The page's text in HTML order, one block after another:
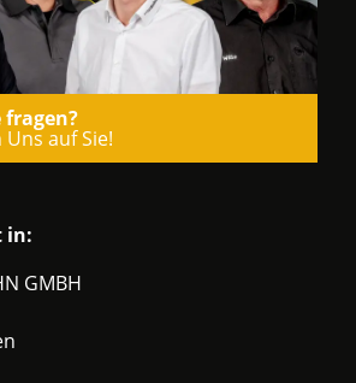
fragen?
auf Sie!
in:
GMBH